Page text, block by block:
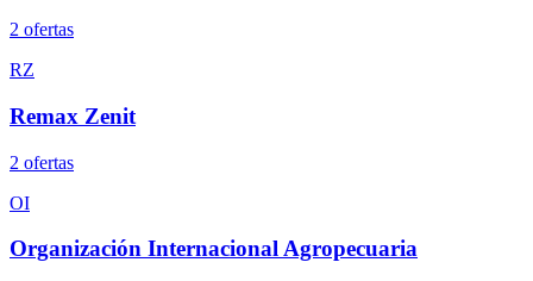
2 ofertas
RZ
Remax Zenit
2 ofertas
OI
Organización Internacional Agropecuaria